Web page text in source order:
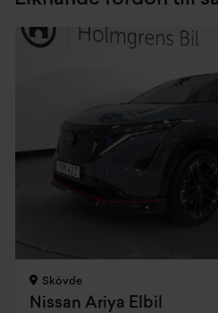
Skövde
Nissan Ariya Elbil